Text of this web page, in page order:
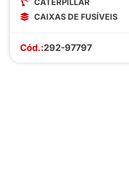
CATERPILLAR
CAIXAS DE FUSÍVEIS
Cód.:292-97797